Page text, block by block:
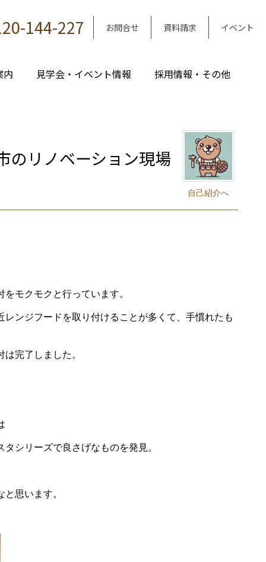
144-227 お問合せ 資料請求 イベント
内 見学会・イベント情報 採用情報・その他
自己紹介へ
のリノベーション現場
モクモクと行っています。
ンジフードを取り付けることが多くて、手慣れたも
完了しました。
シリーズで良さげなものを発見。
思います。